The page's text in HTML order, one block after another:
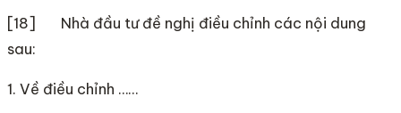
[18] Nhà đầu tư đề nghị điều chỉnh các nội dung
sau:
1. Về điều chỉnh ……